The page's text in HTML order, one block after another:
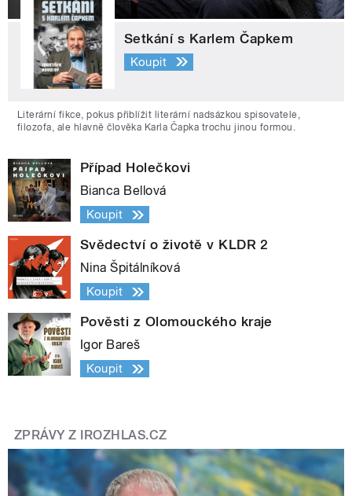
Setkání s Karlem Čapkem
Koupit
Literární fikce, pokus přiblížit literární nadsázkou spisovatele,
filozofa, ale hlavně člověka Karla Čapka trochu jinou formou.
Případ Holečkovi
Bianca Bellová
Koupit
Svědectví o životě v KLDR 2
Nina Špitálníková
Koupit
Pověsti z Olomouckého kraje
Igor Bareš
Koupit
ZPRÁVY Z IROZHLAS.CZ